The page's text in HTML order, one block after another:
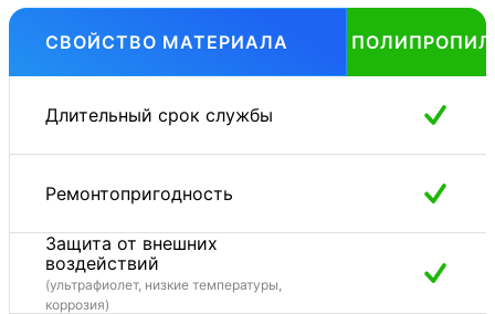
СВОЙСТВО МАТЕРИАЛА
Длительный срок службы
Ремонтопригодность
Защита от внешних
воздействий
(ультрафиолет, низкие температуры,
коррозия)